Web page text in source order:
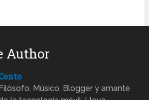
Author
Filósofo, Músico, Blogger y amante